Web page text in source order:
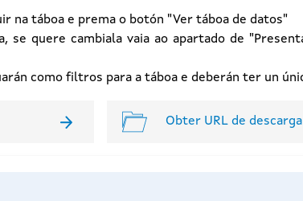
na táboa e prema o botón "Ver táboa de datos"
se quere cambiala vaia ao apartado de
como filtros para a táboa e deberán ter un
Obter URL de descarga